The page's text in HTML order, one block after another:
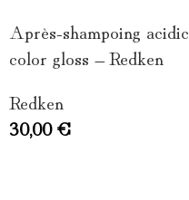
Après-shampoing acidic
color gloss – Redken
Redken
30,00€